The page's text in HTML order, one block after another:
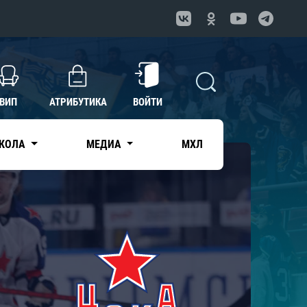
ВИП АТРИБУТИКА ВОЙТИ
МЕДИА МХЛ